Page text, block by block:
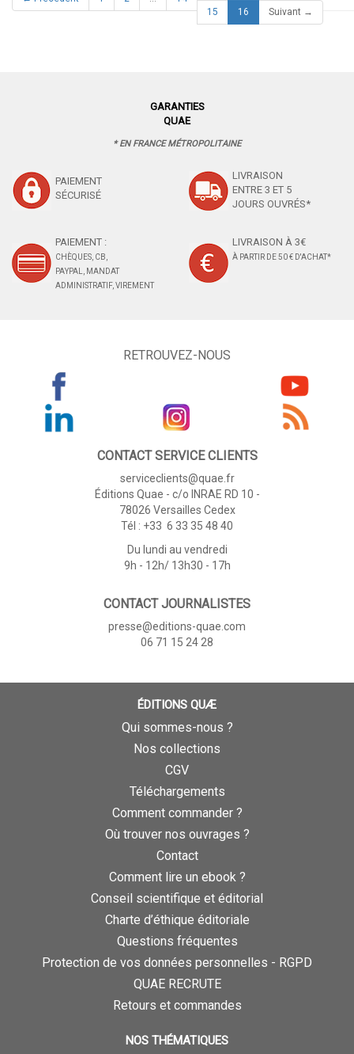
15
16 (current)Suivant →
GARANTIES
QUAE
* EN FRANCE MÉTROPOLITAINE
PAIEMENT
SÉCURISÉ
LIVRAISON
ENTRE 3 ET 5
JOURS OUVRÉS*
PAIEMENT :
CHÈQUES, CB,
PAYPAL, MANDAT
ADMINISTRATIF, VIREMENT
LIVRAISON À 3€
À PARTIR DE 50 € D'ACHAT*
RETROUVEZ-NOUS
CONTACT SERVICE CLIENTS
serviceclients@quae.fr
Éditions Quae - c/o INRAE RD 10 -
78026 Versailles Cedex
Tél : +33 6 33 35 48 40
Du lundi au vendredi
9h - 12h/ 13h30 - 17h
CONTACT JOURNALISTES
presse@editions-quae.com
06 71 15 24 28
ÉDITIONS QUÆ
Qui sommes-nous ?
Nos collections
CGV
Téléchargements
Comment commander ?
Où trouver nos ouvrages ?
Contact
Comment lire un ebook ?
Conseil scientifique et éditorial
Charte d’éthique éditoriale
Questions fréquentes
Protection de vos données personnelles - RGPD
QUAE RECRUTE
Retours et commandes
NOS THÉMATIQUES